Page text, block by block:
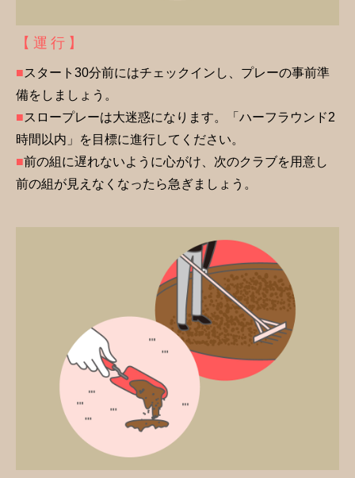
【 運 行 】
■スタート30分前にはチェックインし、プレーの事前準
備をしましょう。
■スロープレーは大迷惑になります。「ハーフラウンド2
時間以内」を目標に進行してください。
■前の組に遅れないように心がけ、次のクラブを用意し
前の組が見えなくなったら急ぎましょう。